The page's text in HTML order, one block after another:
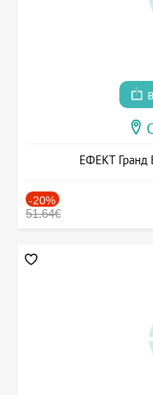
ЕФЕКТ Гранд
-20%
51.64€